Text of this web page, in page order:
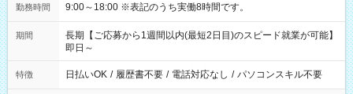
勤務時間 9:00～18:00 ※表記のうち実働8時間です。
期間
長期【ご応募から1週間以内(最短2日目)のスピード就業が可能】
即日～
特徴 日払いOK / 履歴書不要 / 電話対応なし / パソコンスキル不要